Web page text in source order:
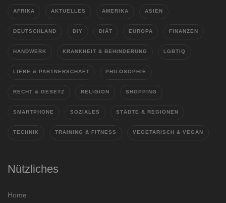
AFRIKA AKTUELLES AMERIKA ASIEN
DEUTSCHLAND DIY DIÄT EUROPA FINANZEN
HANDWERK KRANKHEIT & BEHINDERUNG LGBTIQ
LIEBE & PARTNERSCHAFT PHILOSOPHIE
RECHT & GESETZ RELIGION SHOPPING
SMARTPHONE SOZIALES STÄDTE & REGIONEN
TECHNIK TRAINING & FITNESS VEGETARISCH & VEGAN
Nützliches
Home